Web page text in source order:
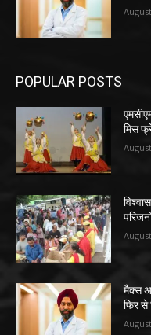
POPULAR POSTS
मिस
मैक्स
फिर से